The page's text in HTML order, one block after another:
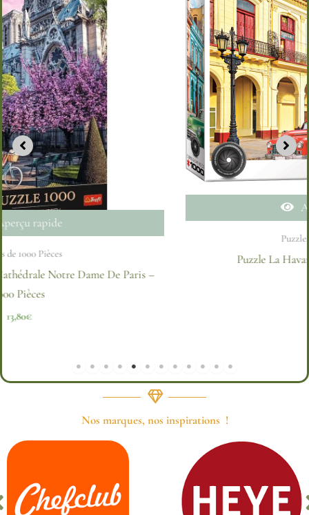
Aperçu rapide
Puzzles de 1000 Pièces
Puzzle La Havane, Cuba – 1000 Pièces
21,00
Nos marques, nos inspirations !